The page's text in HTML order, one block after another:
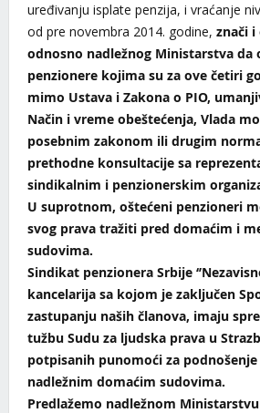
uređivanju isplate penzija, i vraćanje
od pre novembra 2014. godine, znači i
odnosno nadležnog Ministarstva da
penzionere kojima su za ove četiri
mimo Ustava i Zakona o PIO,
Način i vreme obeštećenja, Vlada
posebnim zakonom ili drugim
prethodne konsultacije sa
sindikalnim i penzionerskim
U suprotnom, oštećeni penzioneri
svog prava tražiti pred domaćim i
sudovima.
Sindikat penzionera Srbije
kancelarija sa kojom je zaključen
zastupanju naših članova, imaju
tužbu Sudu za ljudska prava u
potpisanih punomoći za
nadležnim domaćim sudovima.
Predlažemo nadležnom